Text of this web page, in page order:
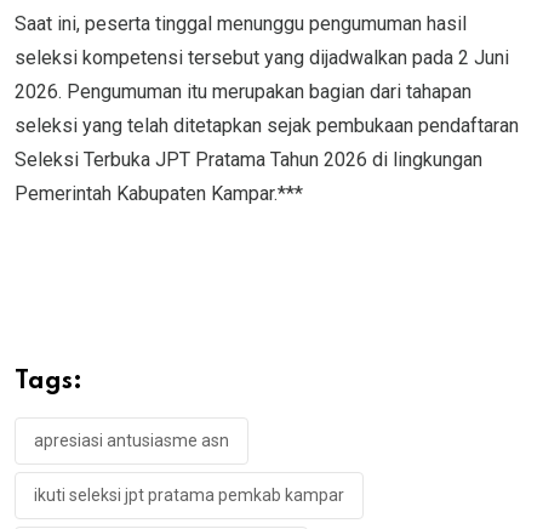
Saat ini, peserta tinggal menunggu pengumuman hasil
seleksi kompetensi tersebut yang dijadwalkan pada 2 Juni
2026. Pengumuman itu merupakan bagian dari tahapan
seleksi yang telah ditetapkan sejak pembukaan pendaftaran
Seleksi Terbuka JPT Pratama Tahun 2026 di lingkungan
Pemerintah Kabupaten Kampar.***
Tags:
apresiasi antusiasme asn
ikuti seleksi jpt pratama pemkab kampar